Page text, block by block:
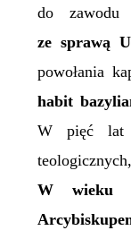
do zawodu
ze sprawą
powołania
habit
W pięć lat
W wieku
A